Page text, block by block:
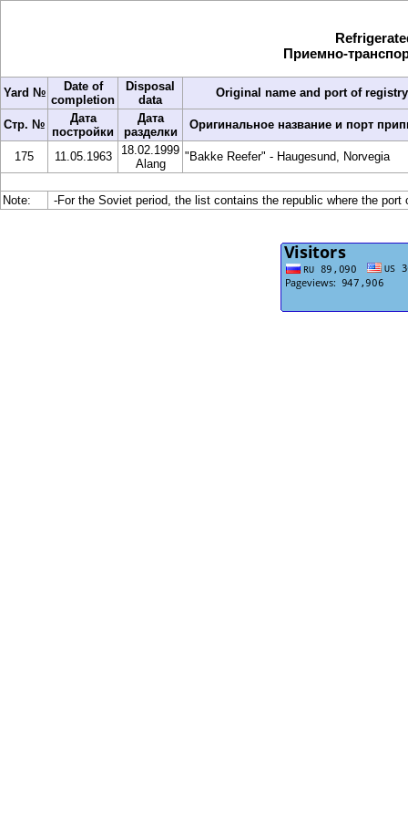
Приемно-
Yard №
Date of
completion
Disposal
data
Original name and port of registry
Стр. №
Дата
постройки
Дата
разделки
Оригинальное название и порт
175 11.05.1963
18.02.1999
Alang
"Bakke Reefer" - Haugesund, Norvegia
Note: -For the Soviet period, the list contains the republic where the port